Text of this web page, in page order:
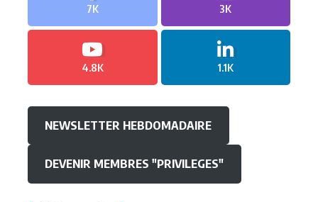
7K 3K
4.8K 1.1K
NEWSLETTER HEBDOMADAIRE
DEVENIR MEMBRES "PRIVILEGES"